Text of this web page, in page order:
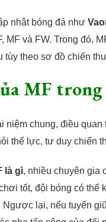
nhật bóng đá như
MF và FW. Trong đó,
tùy theo sơ đồ chiến
MF trong
niệm chung, điều
thể lực, tư duy chiến
là gì, nhiều chuyên gia
tốt, đội bóng có thể
Ngược lại, nếu tuyến